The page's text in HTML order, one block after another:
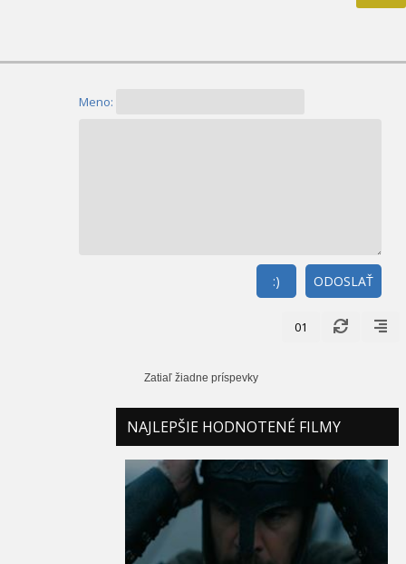
Meno:
ODOSLAŤ
:)
01
Zatiaľ žiadne príspevky
NAJLEPŠIE HODNOTENÉ FILMY